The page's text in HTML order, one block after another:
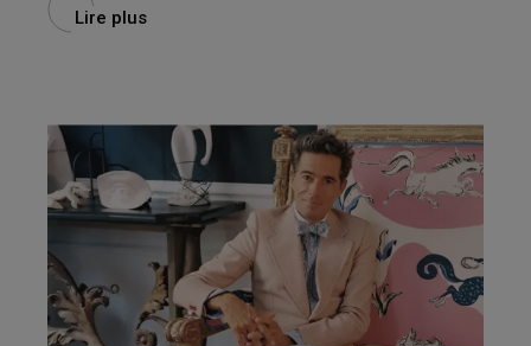
Lire plus